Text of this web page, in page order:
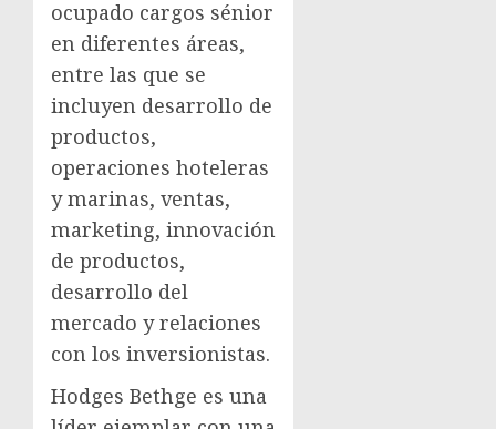
ocupado cargos sénior
en diferentes áreas,
entre las que se
incluyen desarrollo de
productos,
operaciones hoteleras
y marinas, ventas,
marketing, innovación
de productos,
desarrollo del
mercado y relaciones
con los inversionistas.
Hodges Bethge es una